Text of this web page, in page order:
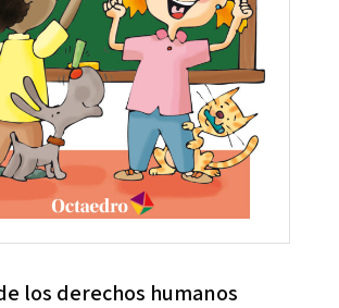
los derechos humanos